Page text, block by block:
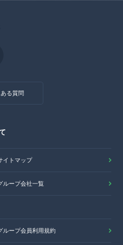
る質問
イトマップ
ループ会社一覧
ループ会員利用規約